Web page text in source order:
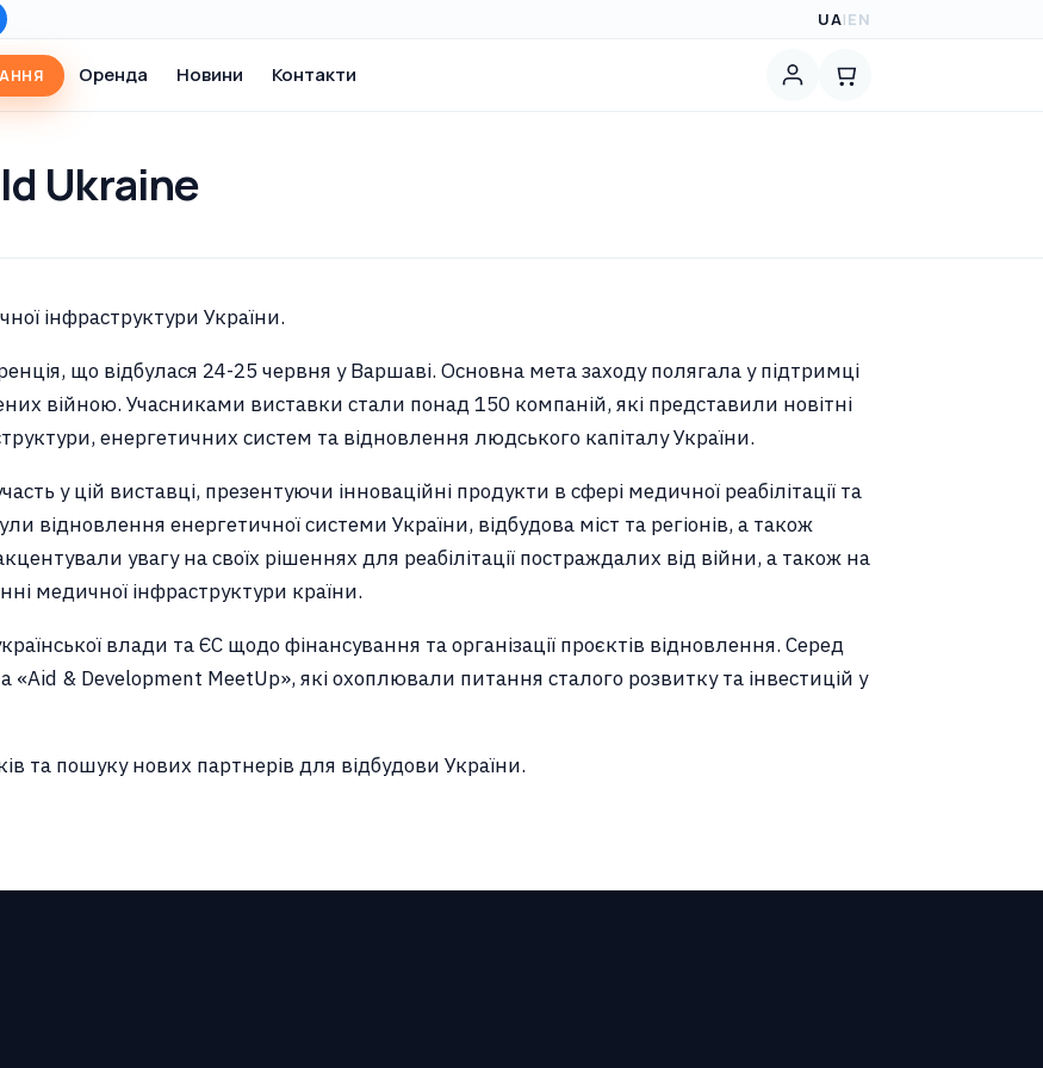
UA|EN
Оренда Новини Контакти
Ukraine
інфраструктури України.
що відбулася 24-25 червня у Варшаві. Основна мета заходу полягала у підтримці
війною. Учасниками виставки стали понад 150 компаній, які представили новітні
енергетичних систем та відновлення людського капіталу України.
у цій виставці, презентуючи інноваційні продукти в сфері медичної реабілітації та
енергетичної системи України, відбудова міст та регіонів, а також
увагу на своїх рішеннях для реабілітації постраждалих від війни, а також на
медичної інфраструктури країни.
влади та ЄС щодо фінансування та організації проєктів відновлення. Серед
& Development MeetUp», які охоплювали питання сталого розвитку та інвестицій у
та пошуку нових партнерів для відбудови України.